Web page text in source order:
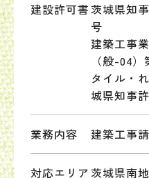
建設許可書茨城県知
号
建築工事
（般-04
タイル・
城県知事
業務内容 建築工事
対応エリア茨城県南